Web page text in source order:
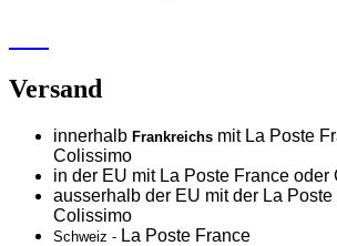
Versand
innerhalb Frankreichs mit La Poste
Colissimo
in der EU mit La Poste France oder
ausserhalb der EU mit der La
Colissimo
Schweiz - La Poste France